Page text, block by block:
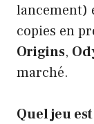
lancement)
copies en
Origins,
marché.
Quel jeu